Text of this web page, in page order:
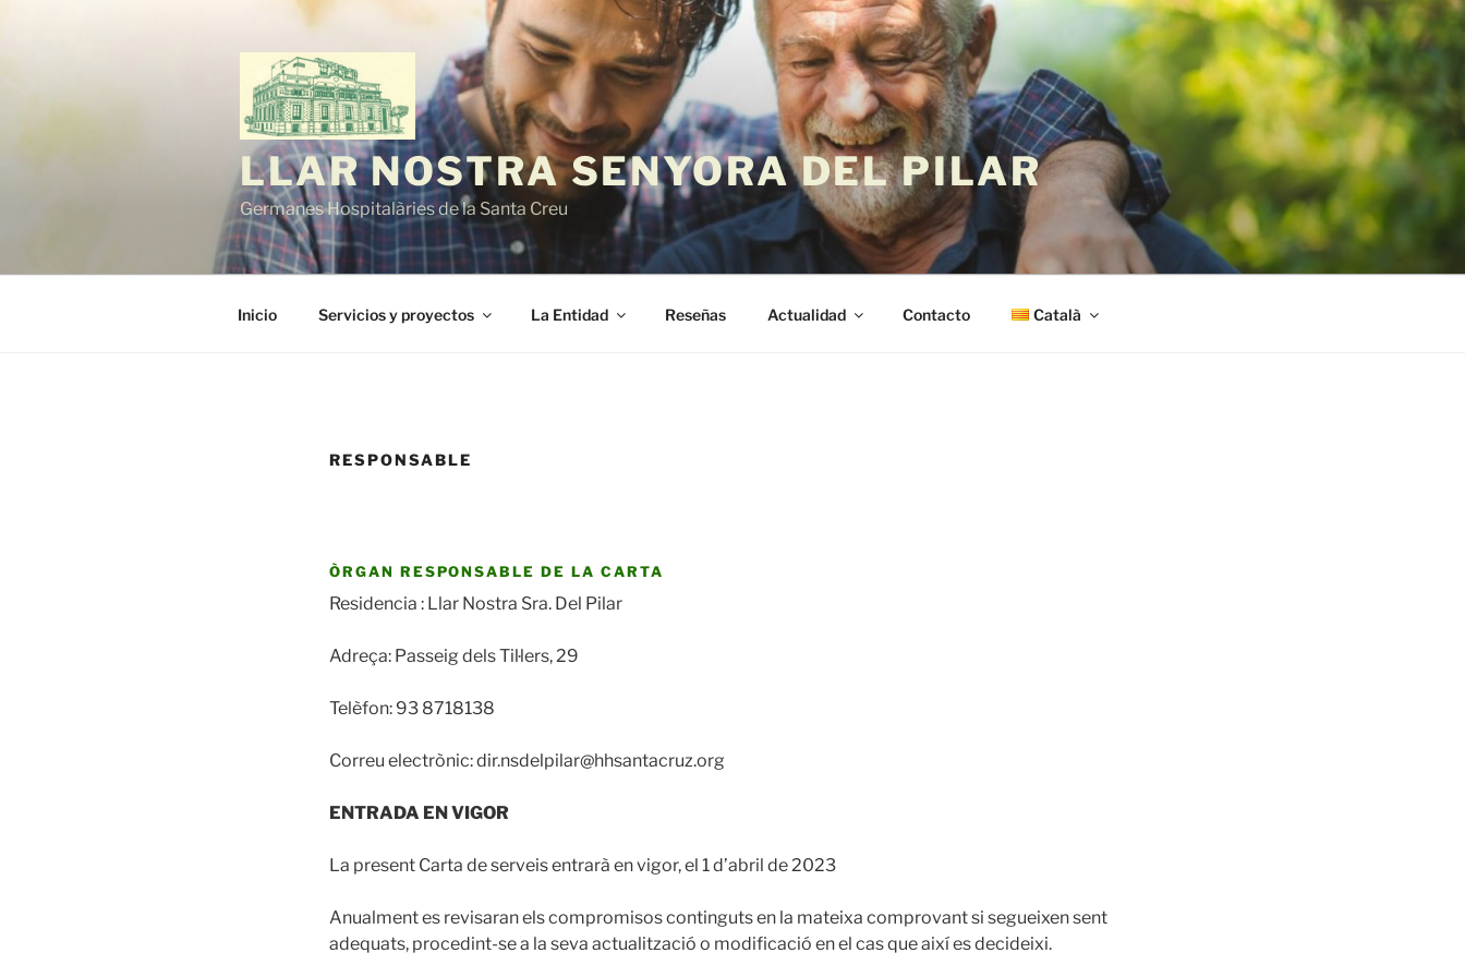
LLAR NOSTRA SENYORA DEL PILAR
Germanes Hospitalàries de la Santa Creu
Inicio Servicios y proyectos La Entidad Reseñas Actualidad Contacto Català
RESPONSABLE
ÒRGAN RESPONSABLE DE LA CARTA
Residencia : Llar Nostra Sra. Del Pilar
Adreça: Passeig dels Til·lers, 29
Telèfon: 93 8718138
Correu electrònic: dir.nsdelpilar@hhsantacruz.org
ENTRADA EN VIGOR
La present Carta de serveis entrarà en vigor, el 1 d’abril de 2023
Anualment es revisaran els compromisos continguts en la mateixa comprovant si segueixen sent
adequats, procedint-se a la seva actualització o modificació en el cas que així es decideixi.